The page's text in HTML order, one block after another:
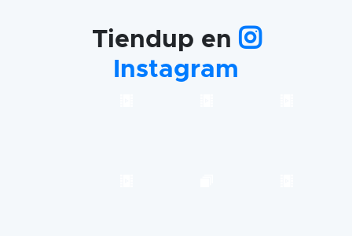
Tiendup en
Instagram